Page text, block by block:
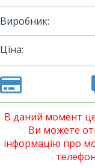
Виробник:
Ціна:
В даний момент
Ви можете
інформацію про